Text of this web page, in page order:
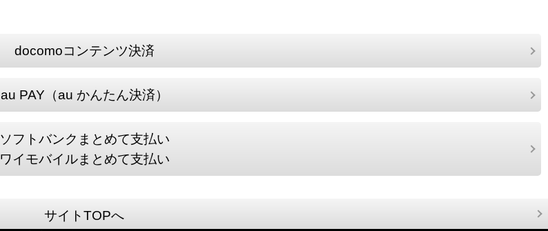
docomoコンテンツ決済
au PAY（au かんたん決済）
ソフトバンクまとめて支払い
ワイモバイルまとめて支払い
サイトTOPへ